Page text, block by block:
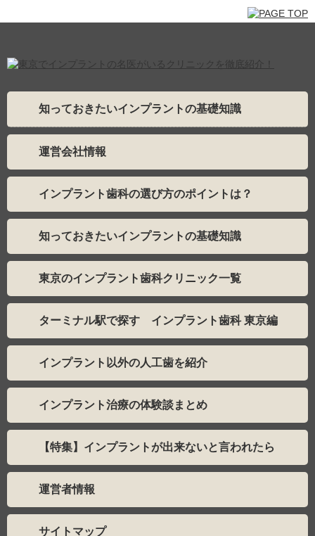
知っておきたいインプラントの基礎知識
運営会社情報
インプラント歯科の選び方のポイントは？
知っておきたいインプラントの基礎知識
東京のインプラント歯科クリニック一覧
ターミナル駅で探す インプラント歯科 東京編
インプラント以外の人工歯を紹介
インプラント治療の体験談まとめ
【特集】インプラントが出来ないと言われたら
運営者情報
サイトマップ